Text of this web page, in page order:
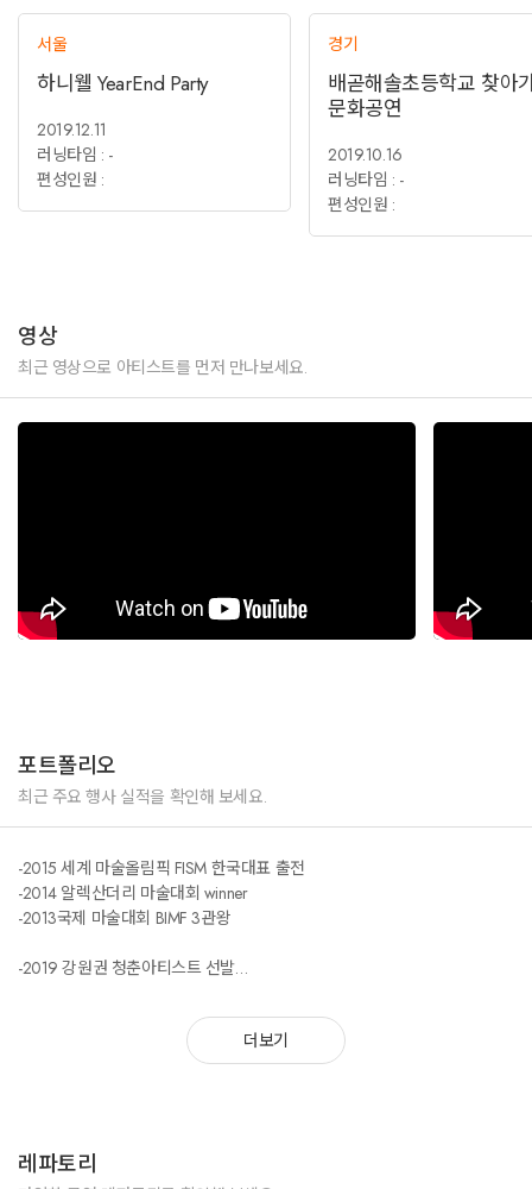
서울
하니웰 YearEnd Party
2019.12.11
러닝타임 : -
편성인원 :
경기
배곧해솔초등학교 찾아
문화공연
2019.10.16
러닝타임 : -
편성인원 :
영상
최근 영상으로 아티스트를 먼저 만나보세요.
포트폴리오
최근 주요 행사 실적을 확인해 보세요.
-2015 세계 마술올림픽 FISM 한국대표 출전
-2014 알렉산더리 마술대회 winner
-2013국제 마술대회 BIMF 3관왕
-2019 강원권 청춘아티스트 선발
-2019 삼성전자 가족행사 메일 마술공연
-SBS 세상이 이런일이 마술시연(201 4)
-대만 TMA 마술대회 게스트 마술사 출연
더보기
레파토리